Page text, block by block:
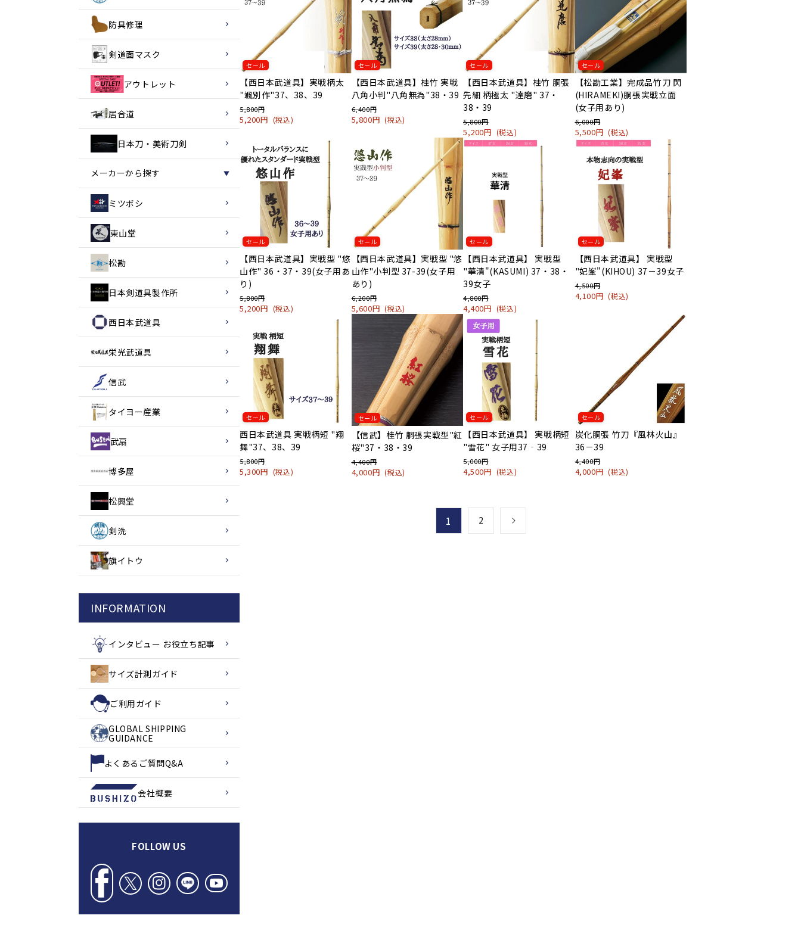
防具修理
剣道面マスク
アウトレット
居合道
日本刀・美術刀剣
メーカーから探す ▼
ミツボシ
東山堂
松勘
日本剣道具製作所
西日本武道具
栄光武道具
信武
タイヨー産業
武扇
博多屋
松興堂
剣洗
旗イトウ
INFORMATION
インタビュー お役立ち記事
サイズ計測ガイド
ご利用ガイド
GLOBAL SHIPPING
GUIDANCE
よくあるご質問Q&A
会社概要
FOLLOW US
セール
【西日本武道具】実戦柄太
"颯別作"37、38、39
5,800円
5,200円 (税込)
セール
【西日本武道具】桂竹 実戦
八角小判"八角無為"38・39
6,400円
5,800円(税込)
セール
【西日本武道具】桂竹 胴張
先細 柄極太 "達磨" 37・
38・39
5,800円
5,200円 (税込)
セール
【松勘工業】完成品竹刀 閃
(HIRAMEKI)胴張実戦立面
(女子用あり)
6,000円
5,500円(税込)
セール
【西日本武道具】実戦型 "悠
山作" 36・37・39(女子用あ
り)
5,800円
5,200円 (税込)
セール
【西日本武道具】実戦型 "悠
山作"小判型 37-39(女子用
あり)
6,200円
5,600円(税込)
セール
【西日本武道具】 実戦型
"華清"(KASUMI) 37・38・
39女子
4,800円
4,400円 (税込)
セール
【西日本武道具】 実戦型
"妃峯"(KIHOU) 37－39女子
4,500円
4,100円(税込)
セール
西日本武道具 実戦柄短 "翔
舞"37、38、39
5,800円
5,300円 (税込)
セール
【信武】桂竹 胴張実戦型"紅
桜"37・38・39
4,400円
4,000円(税込)
セール
【西日本武道具】 実戦柄短
"雪花" 女子用37‐39
5,000円
4,500円 (税込)
セール
炭化胴張 竹刀『風林火山』
36－39
4,400円
4,000円(税込)
1 2